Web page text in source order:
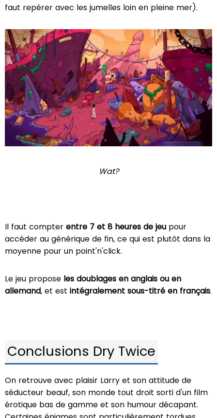
faut repérer avec les jumelles loin en pleine mer).
Wat?
Il faut compter entre 7 et 8 heures de jeu pour
accéder au générique de fin, ce qui est plutôt dans la
moyenne pour un point'n'click.
Le jeu propose les doublages en anglais ou en
allemand, et est intégralement sous-titré en français.
Conclusions Dry Twice
On retrouve avec plaisir Larry et son attitude de
séducteur beauf, son monde tout droit sorti d'un film
érotique bas de gamme et son humour décapant.